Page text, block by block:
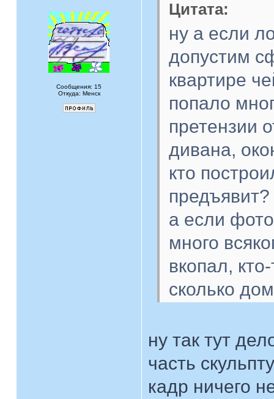
Сообщения: 15
Откуда: Менск
Цитата:
ну а если
допустим
квартире
попало
претензии
дивана,
кто
предъявит?
а если
много
вкопал,
сколько
ну так тут
часть
кадр ничего